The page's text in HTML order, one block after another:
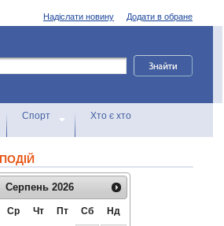
Додати в обране
Надіслати новину
Спорт Хто є хто
Серпень 2026
Ср Чт Пт Сб
Нд